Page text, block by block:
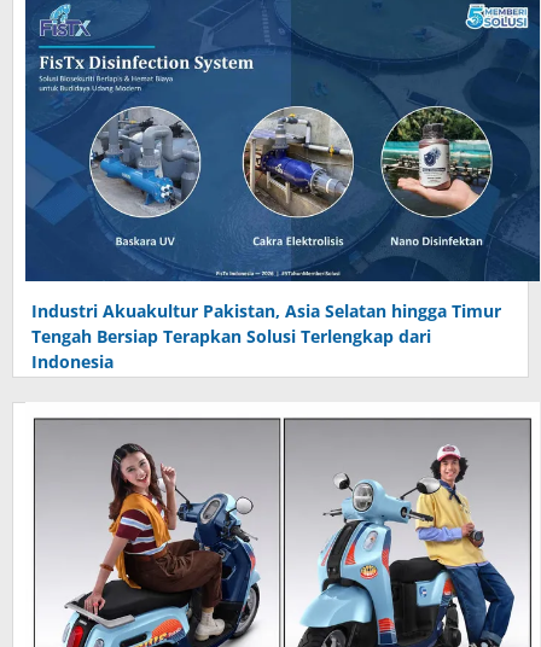
Industri Akuakultur Pakistan, Asia Selatan hingga Timur
Tengah Bersiap Terapkan Solusi Terlengkap dari
Indonesia